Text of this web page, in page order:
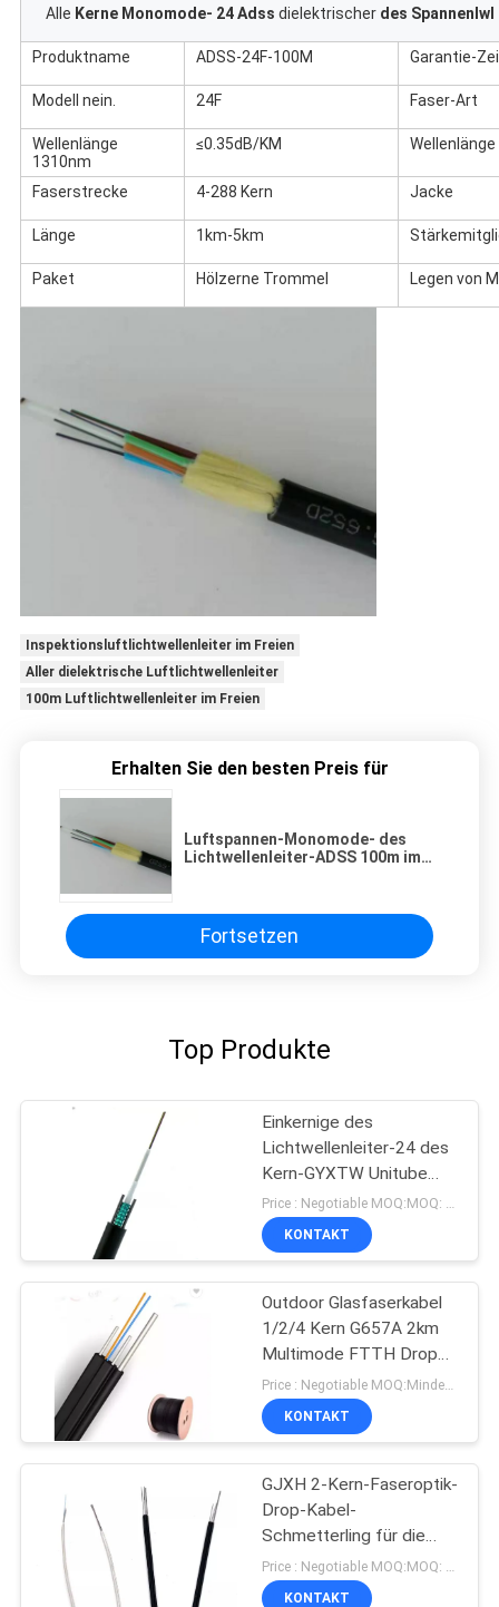
Alle Kerne Monomode- 24 Adss dielektrischer des Spannenlwl
Produktname ADSS-24F-100M Garantie-
Modell nein. 24F Faser-Art
Wellenlänge
1310nm
≤0.35dB/KM
Faserstrecke 4-288 Kern Jacke
Länge 1km-5km
Paket Hölzerne Trommel Legen von
Inspektionsluftlichtwellenleiter im Freien
Aller dielektrische Luftlichtwellenleiter
100m Luftlichtwellenleiter im Freien
Erhalten Sie den besten Preis für
Luftspannen-Monomode- des
Lichtwellenleiter-ADSS 100m im
Fortsetzen
Top Produkte
Einkernige des
Lichtwellenleiter-24 des
Kern-GYXTW Unitube
paralleler Stahldraht
Stärke-des
Mitgliedszwei
Price : Negotiable MOQ:MOQ: 1000meter
KONTAKT
Outdoor Glasfaserkabel
1/2/4 Kern G657A 2km
Multimode FTTH Drop
Cable GJYXCH
Price : Negotiable MOQ:Mindestbestellmenge: 1000 Meter
KONTAKT
GJXH 2-Kern-Faseroptik-
Drop-Kabel-
Schmetterling für die
im Innenbereich
KONTAKT